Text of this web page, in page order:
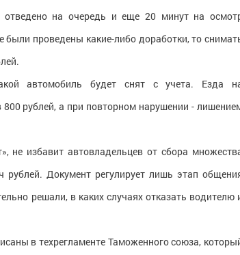
на очередь и еще 20 минут на
были проведены какие-либо доработки, то
автомобиль будет снят с учета. Езда
рублей, а при повторном нарушении -
не избавит автовладельцев от сбора
рублей. Документ регулирует лишь этап
решали, в каких случаях отказать водителю
в техрегламенте Таможенного союза,